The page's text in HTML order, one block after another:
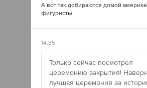
А вот так добираются домой
фигуристы
14:35
Только сейчас посмотрел
церемонию закрытия!
лучшая церемония за